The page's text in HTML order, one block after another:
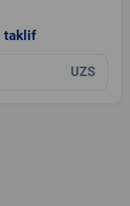
taklif
UZS